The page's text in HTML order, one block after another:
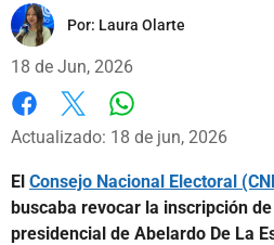
Por: Laura Olarte
18 de Jun, 2026
Facebook
X
Actualizado: 18 de jun, 2026
El Consejo Nacional Electoral
buscaba revocar la inscripción
presidencial de Abelardo De La